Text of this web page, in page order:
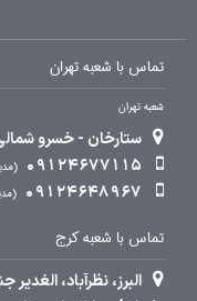
تماس با شعبه تهران
شعبه تهران
ستارخان - خسرو شمالی -
09124677115
09124648967
تماس با شعبه کرج